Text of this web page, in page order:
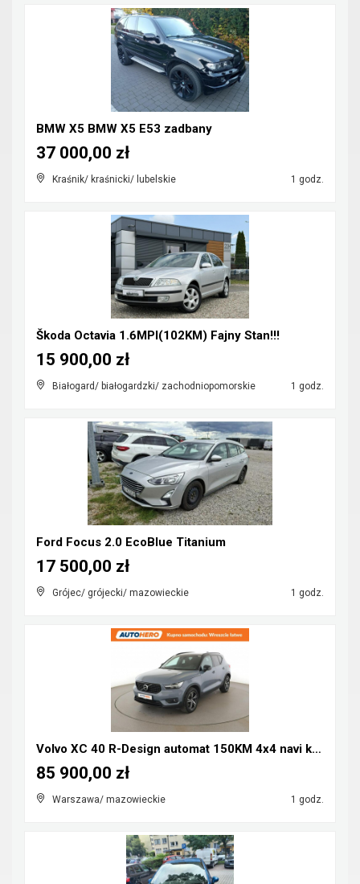
BMW X5 BMW X5 E53 zadbany
Kraśnik/ kraśnicki/ lubelskie 1 godz.
37 000,00 zł
Škoda Octavia 1.6MPI(102KM) Fajny Stan!!!
Białogard/ białogardzki/ zachodniopomorskie 1 godz.
15 900,00 zł
Ford Focus 2.0 EcoBlue Titanium
Grójec/ grójecki/ mazowieckie 1 godz.
17 500,00 zł
Volvo XC 40 R-Design automat 150KM 4x4 navi kamera...
Warszawa/ mazowieckie 1 godz.
85 900,00 zł